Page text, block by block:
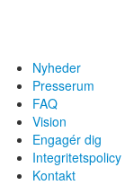
Nyheder
Presserum
FAQ
Vision
Engagér dig
Integritetspolicy
Kontakt